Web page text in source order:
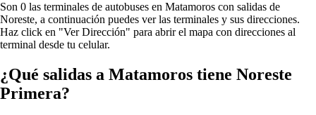
Son 0 las terminales de autobuses en Matamoros con salidas de
Noreste, a continuación puedes ver las terminales y sus direcciones.
Haz click en "Ver Dirección" para abrir el mapa con direcciones al
terminal desde tu celular.
¿Qué salidas a Matamoros tiene Noreste
Primera?